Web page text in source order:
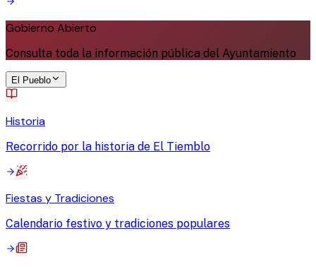
Gobierno Abierto
Consulta toda la información pública del Ayuntamiento
El Pueblo
Historia
Recorrido por la historia de El Tiemblo
Fiestas y Tradiciones
Calendario festivo y tradiciones populares